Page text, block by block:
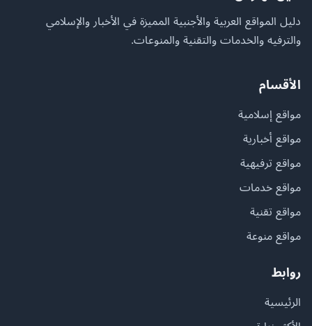
دليل المواقع العربية والأجنبية المميزة في الأخبار والإسلامي
والترفيه والخدمات والتقنية والمنوعات.
الأقسام
مواقع إسلامية
مواقع أخبارية
مواقع ترفيهية
مواقع خدمات
مواقع تقنية
مواقع منوعة
روابط
الرئيسية